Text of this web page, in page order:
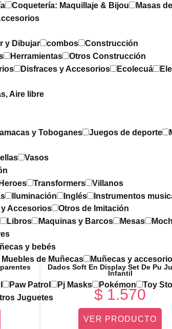
Coquetería: Maquillaje & Bijou Masas
y Dibujar combos
Construcción
Herramientas
Otros Construcción
Disfraces y Accesorios Ecolecuá
Aire libre
y Toboganes Juegos de deporte
Vasos
Transformers
Villanos
Iluminación Inglés Instrumentos
Accesorios
Otros de Imitación
Libros Maquinas y Barcos Mesas
y bebés
de Muñecas
Muñecas y
Paw Patrol Pj Masks Pokémon Toy
Juguetes
Dados Soft En Display Set De Pu
Infantil
$ 1.570
VER PRODUCTO